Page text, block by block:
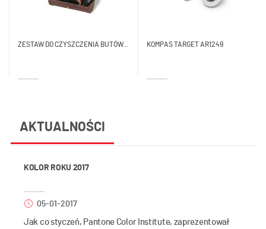
ZESTAW DO CZYSZCZENIA BUTÓW... KOMPAS TARGET AR1249
AKTUALNOŚCI
KOLOR ROKU 2017
05-01-2017
Jak co styczeń, Pantone Color Institute, zaprezentował